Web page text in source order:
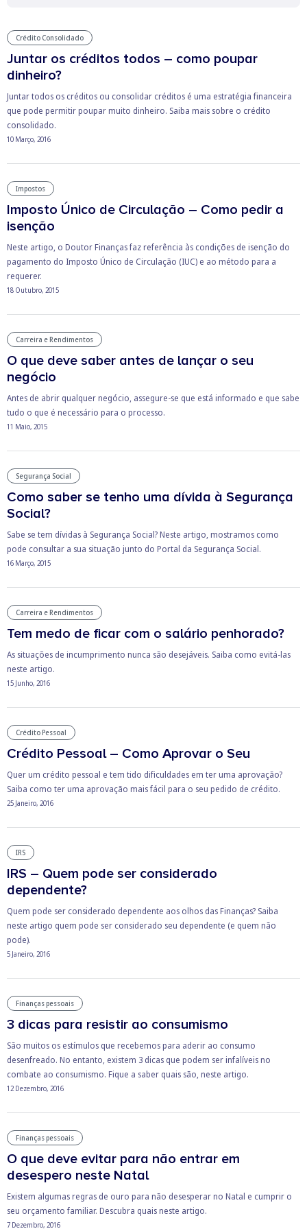
Crédito Consolidado
Juntar os créditos todos – como poupar
dinheiro?
Juntar todos os créditos ou consolidar créditos é uma estratégia financeira
que pode permitir poupar muito dinheiro. Saiba mais sobre o crédito
consolidado.
10 Março, 2016
Impostos
Imposto Único de Circulação – Como pedir a
isenção
Neste artigo, o Doutor Finanças faz referência às condições de isenção do
pagamento do Imposto Único de Circulação (IUC) e ao método para a
requerer.
18 Outubro, 2015
Carreira e Rendimentos
O que deve saber antes de lançar o seu
negócio
Antes de abrir qualquer negócio, assegure-se que está informado e que sabe
tudo o que é necessário para o processo.
11 Maio, 2015
Segurança Social
Como saber se tenho uma dívida à Segurança
Social?
Sabe se tem dívidas à Segurança Social? Neste artigo, mostramos como
pode consultar a sua situação junto do Portal da Segurança Social.
16 Março, 2015
Carreira e Rendimentos
Tem medo de ficar com o salário penhorado?
As situações de incumprimento nunca são desejáveis. Saiba como evitá-las
neste artigo.
15 Junho, 2016
Crédito Pessoal
Crédito Pessoal – Como Aprovar o Seu
Quer um crédito pessoal e tem tido dificuldades em ter uma aprovação?
Saiba como ter uma aprovação mais fácil para o seu pedido de crédito.
25 Janeiro, 2016
IRS
IRS – Quem pode ser considerado
dependente?
Quem pode ser considerado dependente aos olhos das Finanças? Saiba
neste artigo quem pode ser considerado seu dependente (e quem não
pode).
5 Janeiro, 2016
Finanças pessoais
3 dicas para resistir ao consumismo
São muitos os estímulos que recebemos para aderir ao consumo
desenfreado. No entanto, existem 3 dicas que podem ser infalíveis no
combate ao consumismo. Fique a saber quais são, neste artigo.
12 Dezembro, 2016
Finanças pessoais
O que deve evitar para não entrar em
desespero neste Natal
Existem algumas regras de ouro para não desesperar no Natal e cumprir o
seu orçamento familiar. Descubra quais neste artigo.
7 Dezembro, 2016